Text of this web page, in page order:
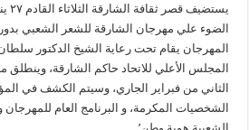
المهرجان يقام تحت رعاية الشيخ الدكتور
المجلس الأعلي للاتحاد حاكم الشارقة،
الثاني من فبراير الجاري، وسيتم الكشف في
الشخصيات المكرمة، و البرنامج العام